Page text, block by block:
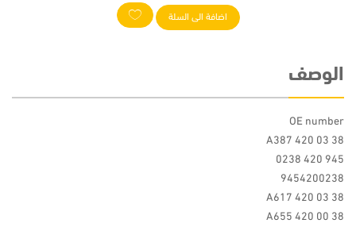
اضافة الى السلة
الوصف
OE number
A387 420 03 38
945 420 0238
9454200238
A617 420 03 38
A655 420 00 38